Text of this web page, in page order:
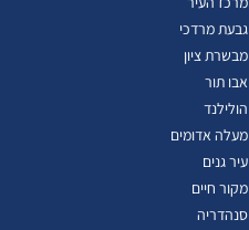
גבעת מרדכי
מבשרת ציון
אבו תור
הולילנד
מעלה אדומים
עיר גנים
מקור חיים
סנהדריה